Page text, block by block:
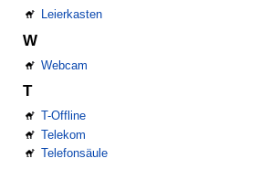
Leierkasten
W
Webcam
T
T-Offline
Telekom
Telefonsäule